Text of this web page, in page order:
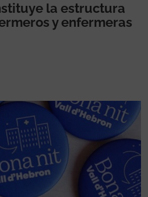
la estructura
y enfermeras